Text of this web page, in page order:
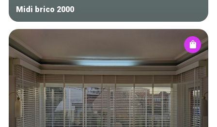
Midi brico 2000